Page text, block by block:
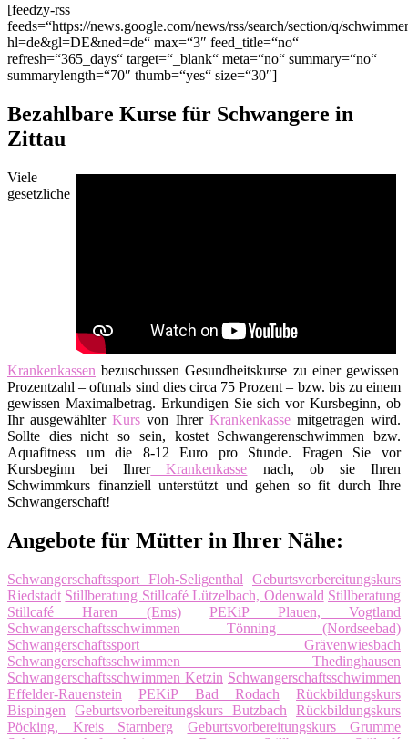
[feedzy-rss
feeds=“https://news.google.com/news/rss/search/section/q/
hl=de&gl=DE&ned=de“ max=“3″ feed_title=“no“
refresh=“365_days“ target=“_blank“ meta=“no“ summary=“no“
summarylength=“70″ thumb=“yes“ size=“30″]
Bezahlbare Kurse für Schwangere in
Zittau
Viele
gesetzliche
Krankenkassen bezuschussen Gesundheitskurse zu einer gewissen
Prozentzahl – oftmals sind dies circa 75 Prozent – bzw. bis zu einem
gewissen Maximalbetrag. Erkundigen Sie sich vor Kursbeginn, ob
Ihr ausgewählterKurs von IhrerKrankenkassemitgetragen wird.
Sollte dies nicht so sein, kostet Schwangerenschwimmen bzw.
Aquafitness um die 8-12 Euro pro Stunde. Fragen Sie vor
Kursbeginn bei IhrerKrankenkasse nach, ob sie Ihren
Schwimmkurs finanziell unterstützt und gehen so fit durch Ihre
Schwangerschaft!
Angebote für Mütter in Ihrer Nähe:
Schwangerschaftssport Floh-Seligenthal
Geburtsvorbereitungskurs
Riedstadt Stillberatung Stillcafé Lützelbach, Odenwald Stillberatung
Stillcafé Haren (Ems)
PEKiP Plauen, Vogtland
Schwangerschaftsschwimmen Tönning (Nordseebad)
Schwangerschaftssport Grävenwiesbach
Schwangerschaftsschwimmen Thedinghausen
Schwangerschaftsschwimmen Ketzin Schwangerschaftsschwimmen
Effelder-Rauenstein
PEKiP Bad Rodach
Rückbildungskurs
Bispingen
Geburtsvorbereitungskurs Butzbach
Rückbildungskurs
Pöcking, Kreis Starnberg
Geburtsvorbereitungskurs Grumme